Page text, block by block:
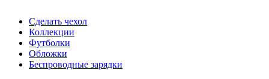
Сделать чехол
Коллекции
Футболки
Обложки
Беспроводные зарядки